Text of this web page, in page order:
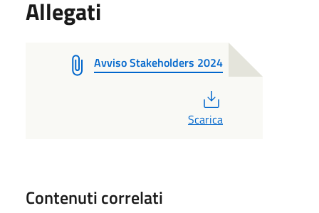
Allegati
Avviso Stakeholders 2024
Scarica
Contenuti correlati